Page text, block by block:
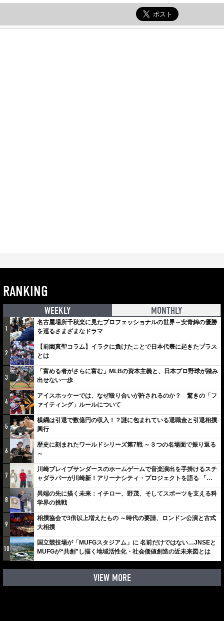
RANKING
WEEKLY MONTHLY
1
名古屋場所千秋楽に見たプロフェッショナルの世界～安青錦の優勝
を巡るさまざまなドラマ
2
【前園真聖コラム】イラクに負けたことで日本代表に起きたプラス
とは
3
「富める者がさらに富む」MLBの資本主義と、日本プロ野球が踏み
出せない一歩
4
アイスホッケーでは、なぜ殴り合いが許されるのか？ 驚きの「フ
ァイティング」ルールについて
5
横綱は引退で数億円の収入！？謎に包まれている退職金と引退相撲
興行
6
歴史に刻まれたワールドシリーズ第7戦 ～３つの名場面で振り返る
～
7
川崎ブレイブサンダースのホームゲームで音楽演出を手掛けるスチ
ャダラパーが川崎新！アリーナシティ・プロジェクトを語る 「楽
しみでしかないでしょ。川崎は、ずっと成長曲線だから」
8
異端の先に描く未来：イチロー、野茂、そしてスポーツを支える科
学界の挑戦
9
相撲協会で3倍以上増えたもの ～時代の要請、ロンドン公演と古式
大相撲
10
国立競技場が「MUFGスタジアム」に 名前だけではない…JNSEと
MUFGが“共創”し描く地域活性化・社会価値創造の近未来図とは
VIEW MORE